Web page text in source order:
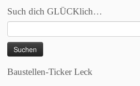
Such dich GLÜCKlich…
nach:
Baustellen-Ticker Leck